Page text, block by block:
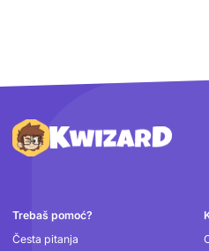
Podnožje
Trebaš pomoć?
Česta pitanja